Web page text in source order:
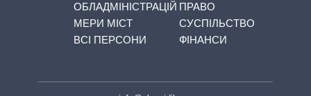
ОБЛАДМІНІСТРАЦІЙ
МЕРИ МІСТ
ВСІ ПЕРСОНИ
ПРАВО
СУСПІЛЬСТВО
ФІНАНСИ